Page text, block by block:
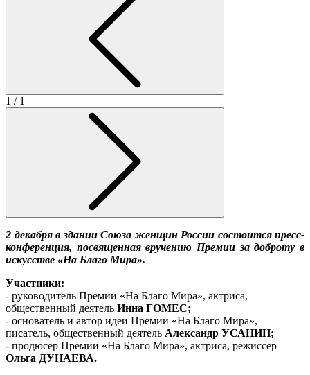
1 / 1
2 декабря в здании Союза женщин России состоится пресс-
конференция, посвященная вручению Премии за доброту в
искусстве «На Благо Мира».
Участники:
- руководитель Премии «На Благо Мира», актриса,
общественный деятель Инна ГОМЕС;
- основатель и автор идеи Премии «На Благо Мира»,
писатель, общественный деятель Александр УСАНИН;
- продюсер Премии «На Благо Мира», актриса, режиссер
Ольга ДУНАЕВА.